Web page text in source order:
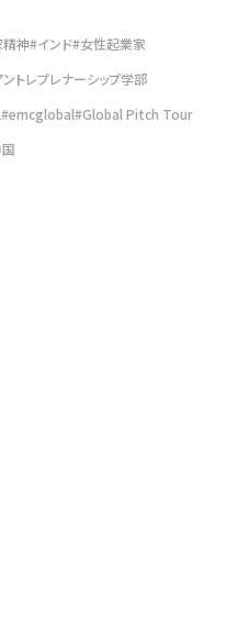
精神#インド#女性起業家
トレプレナーシップ学部
#emcglobal#Global Pitch Tour